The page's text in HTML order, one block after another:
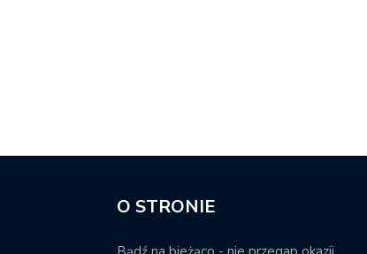
O STRONIE